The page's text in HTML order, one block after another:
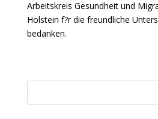
Arbeitskreis Gesundheit und
Holstein f?r die freundliche
bedanken.